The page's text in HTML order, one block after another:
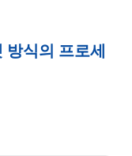
식의 프로세